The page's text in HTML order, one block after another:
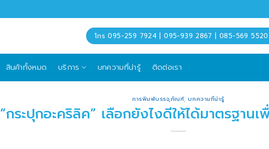
โทร 095-259 7924 | 095-939 2867 | 085-569 5520
สินค้าทั้งหมด บริการ บทความที่น่ารู้ ติดต่อเรา
การพิมพ์บรรจุภัณฑ์,บทความที่น่ารู้
“กระปุกอะคริลิค” เลือกยังไงดีให้ได้มาตรฐาน